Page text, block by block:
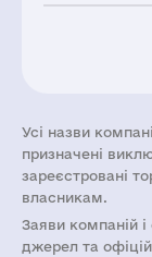
Усі назви
призначені
зареєстровані
власникам.
Заяви компаній i
джерел та